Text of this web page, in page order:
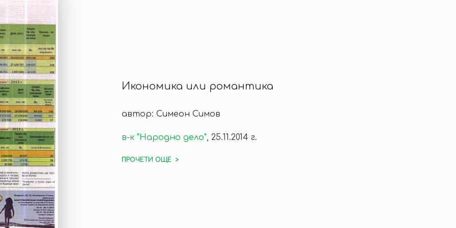
Икономика или романтика
автор: Симеон Симов
в-к "Народно дело" , 25.11.2014 г.
ПРОЧЕТИ ОЩЕ